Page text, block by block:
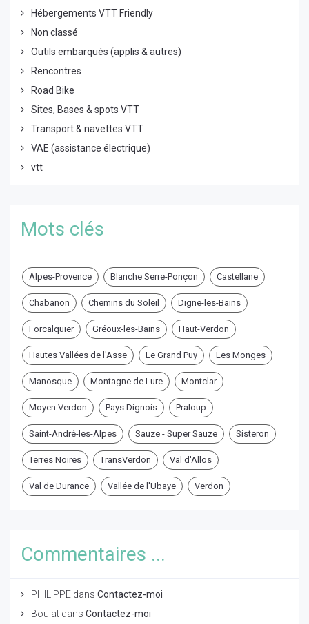
Hébergements VTT Friendly
Non classé
Outils embarqués (applis & autres)
Rencontres
Road Bike
Sites, Bases & spots VTT
Transport & navettes VTT
VAE (assistance électrique)
vtt
Mots clés
Alpes-Provence Blanche Serre-Ponçon Castellane
Chabanon Chemins du Soleil Digne-les-Bains
Forcalquier Gréoux-les-Bains Haut-Verdon
Hautes Vallées de l'Asse Le Grand Puy Les Monges
Manosque Montagne de Lure Montclar
Moyen Verdon Pays Dignois Praloup
Saint-André-les-Alpes Sauze - Super Sauze Sisteron
Terres Noires TransVerdon Val d'Allos
Val de Durance Vallée de l'Ubaye Verdon
Commentaires ...
PHILIPPE dans Contactez-moi
Boulat dans Contactez-moi